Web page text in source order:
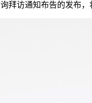
拜访通知布告的发布